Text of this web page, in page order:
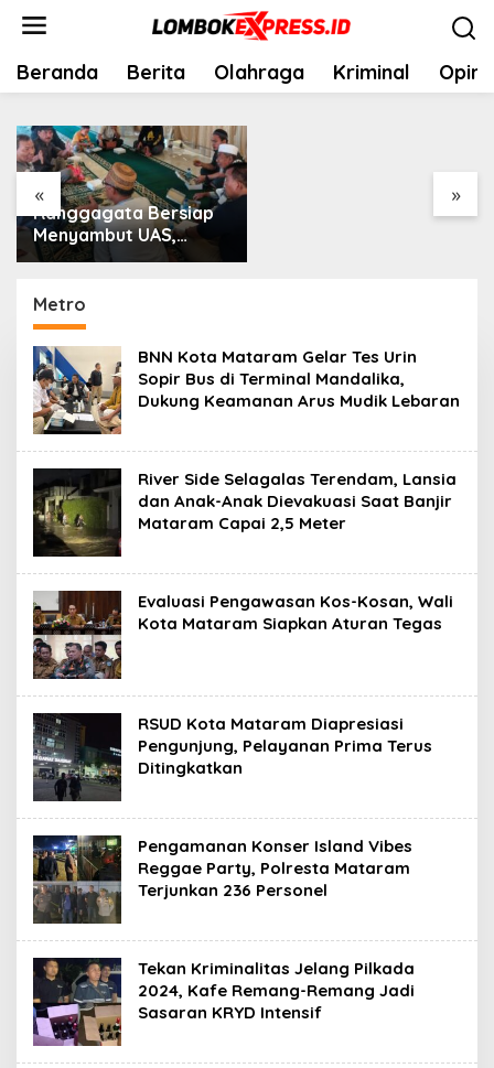
Skip
content
Beranda Berita Olahraga Kriminal Opini
« »
Bersiap
UAS,
Sebuah
Certificate And Certify
Astatine PoneClub
Cassino 22 WIN Casino
• Philippine jurisdiction
Join the Action
Of
Metro
BNN Kota Mataram Gelar Tes Urin
Sopir Bus di Terminal Mandalika,
Dukung Keamanan Arus Mudik Lebaran
River Side Selagalas Terendam, Lansia
dan Anak-Anak Dievakuasi Saat Banjir
Mataram Capai 2,5 Meter
Evaluasi Pengawasan Kos-Kosan, Wali
Kota Mataram Siapkan Aturan Tegas
RSUD Kota Mataram Diapresiasi
Pengunjung, Pelayanan Prima Terus
Ditingkatkan
Pengamanan Konser Island Vibes
Reggae Party, Polresta Mataram
Terjunkan 236 Personel
Tekan Kriminalitas Jelang Pilkada
2024, Kafe Remang-Remang Jadi
Sasaran KRYD Intensif